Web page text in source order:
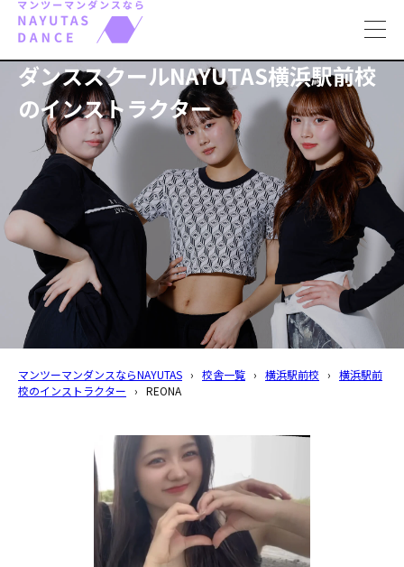
ダンススクールNAYUTAS横浜駅前校
のインストラクター
マンツーマンダンスならNAYUTAS › 校舎一覧 › 横浜駅前校 › 横浜駅前
校のインストラクター › REONA